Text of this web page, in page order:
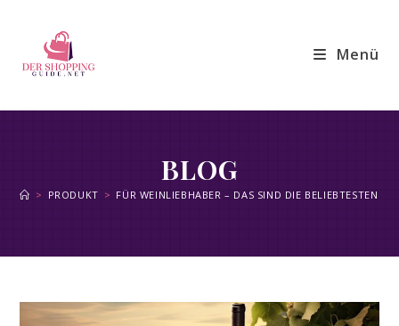
springen
Menü
BLOG
> PRODUKT > FÜR WEINLIEBHABER – DAS SIND DIE BELIEBTESTEN